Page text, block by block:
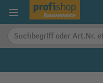
springen